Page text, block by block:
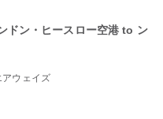
ン・ヒースロー空港 to ン
アウェイズ